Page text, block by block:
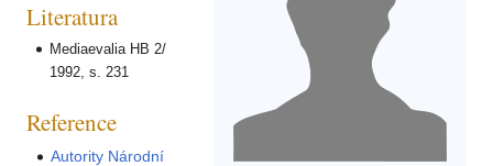
Literatura
Mediaevalia HB 2/
1992, s. 231
Reference
Autority Národní